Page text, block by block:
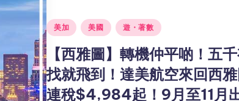
Posted
in
美加 美國 遊・著數
【西雅圖】轉機仲平啲！五
找就飛到！達美航空來回西
連稅$4,984起！9月至11月